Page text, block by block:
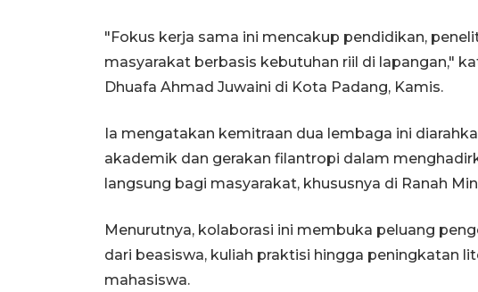
"Fokus kerja sama ini mencakup pendidikan,
masyarakat berbasis kebutuhan riil di lapangan,"
Dhuafa Ahmad Juwaini di Kota Padang, Kamis.
Ia mengatakan kemitraan dua lembaga ini
akademik dan gerakan filantropi dalam
langsung bagi masyarakat, khususnya di Ranah
Menurutnya, kolaborasi ini membuka peluang
dari beasiswa, kuliah praktisi hingga peningkatan
mahasiswa.